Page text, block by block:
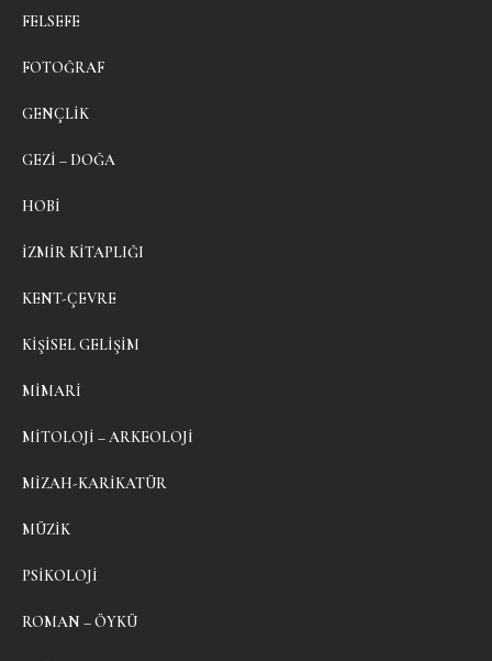
FELSEFE
FOTOĞRAF
GENÇLIK
GEZI – DOĞA
HOBI
İZMIR KITAPLIĞI
KENT-ÇEVRE
KIŞISEL GELIŞIM
MIMARI
MITOLOJI – ARKEOLOJI
MIZAH-KARIKATÜR
MÜZIK
PSIKOLOJI
ROMAN – ÖYKÜ